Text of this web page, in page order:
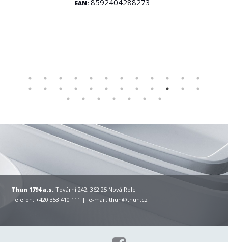
EAN:
Thun 1794 a.s. Tovární 242, 362 25 Nová Role
Telefon: +420 353 410 111 | e-mail:thun@thun.cz